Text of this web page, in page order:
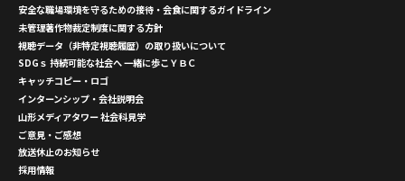
安全な職場環境を守るための接待・会食に関するガイドライン
未管理著作物裁定制度に関する方針
視聴データ（非特定視聴履歴）の取り扱いについて
SDGｓ 持続可能な社会へ 一緒に歩こＹＢＣ
キャッチコピー・ロゴ
インターンシップ・会社説明会
山形メディアタワー 社会科見学
ご意見・ご感想
放送休止のお知らせ
採用情報